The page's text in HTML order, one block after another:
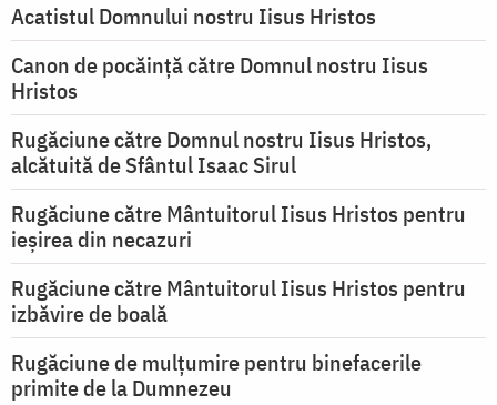
Acatistul Domnului nostru Iisus Hristos
Canon de pocăință către Domnul nostru Iisus
Hristos
Rugăciune către Domnul nostru Iisus Hristos,
alcătuită de Sfântul Isaac Sirul
Rugăciune către Mântuitorul Iisus Hristos pentru
ieşirea din necazuri
Rugăciune către Mântuitorul Iisus Hristos pentru
izbăvire de boală
Rugăciune de mulțumire pentru binefacerile
primite de la Dumnezeu